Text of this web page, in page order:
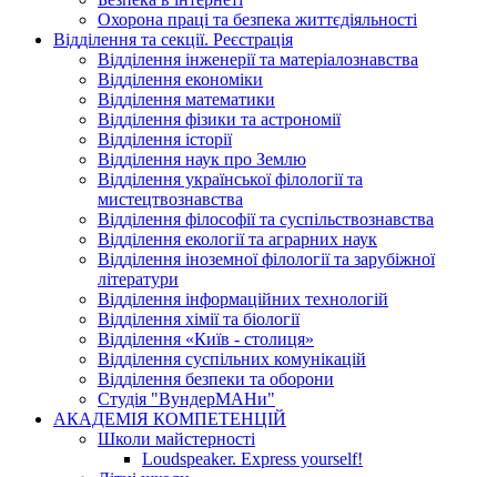
Охорона праці та безпека життєдіяльності
Відділення та секції. Реєстрація
Відділення інженерії та матеріалознавства
Відділення економіки
Відділення математики
Відділення фізики та астрономії
Відділення історії
Відділення наук про Землю
Відділення української філології та
мистецтвознавства
Відділення філософії та суспільствознавства
Відділення екології та аграрних наук
Відділення іноземної філології та зарубіжної
літератури
Відділення інформаційних технологій
Відділення хімії та біології
Відділення «Київ - столиця»
Відділення суспільних комунікацій
Відділення безпеки та оборони
Студія "ВундерМАНи"
АКАДЕМІЯ КОМПЕТЕНЦІЙ
Школи майстерності
Loudspeaker. Express yourself!